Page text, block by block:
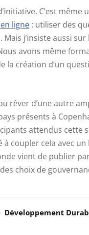
C’est même
ligne : utiliser des
j’insiste aussi sur
avons même
la création d’un
rêver d’une autre
présents à
attendus cette
coupler cela avec un
vient de publier
choix de
Développement